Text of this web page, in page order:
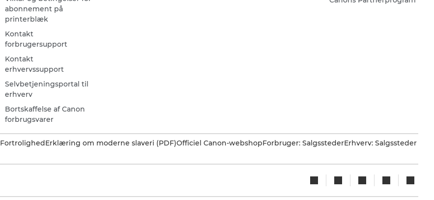
abonnement på
printerblæk
Kontakt
forbrugersupport
Kontakt
erhvervssupport
Selvbetjeningsportal til
erhverv
Bortskaffelse af Canon
forbrugsvarer
FortrolighedErklæring om moderne slaveri (PDF)Officiel Canon-webshopForbruger: SalgsstederErhverv: Salgssteder